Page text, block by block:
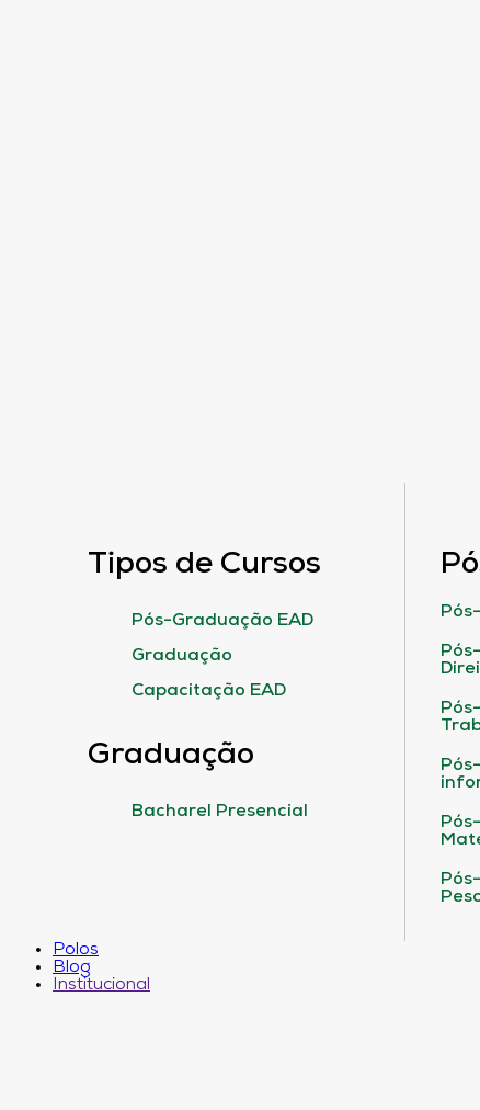
Tipos de Cursos
Pós-Graduação EAD
Graduação
Capacitação EAD
Graduação
Bacharel Presencial
Polos
Blog
Institucional